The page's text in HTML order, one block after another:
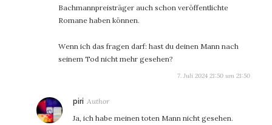
Bachmannpreisträger auch schon veröffentlichte
Romane haben können.
Wenn ich das fragen darf: hast du deinen Mann nach
seinem Tod nicht mehr gesehen?
7. Juli 2024 21:50 um 21:50
piri sagt:
Ja, ich habe meinen toten Mann nicht gesehen.